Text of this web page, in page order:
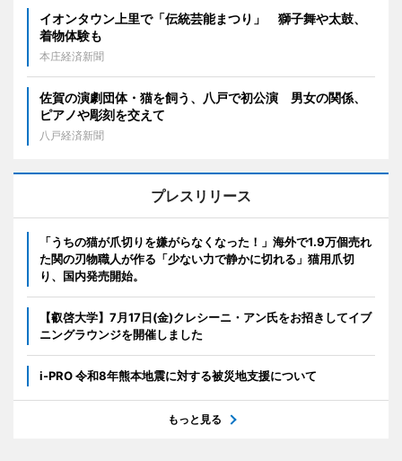
イオンタウン上里で「伝統芸能まつり」 獅子舞や太鼓、
着物体験も
本庄経済新聞
佐賀の演劇団体・猫を飼う、八戸で初公演 男女の関係、
ピアノや彫刻を交えて
八戸経済新聞
プレスリリース
「うちの猫が爪切りを嫌がらなくなった！」海外で1.9万個売れ
た関の刃物職人が作る「少ない力で静かに切れる」猫用爪切
り、国内発売開始。
【叡啓大学】7月17日(金)クレシーニ・アン氏をお招きしてイブ
ニングラウンジを開催しました
i-PRO 令和8年熊本地震に対する被災地支援について
もっと見る